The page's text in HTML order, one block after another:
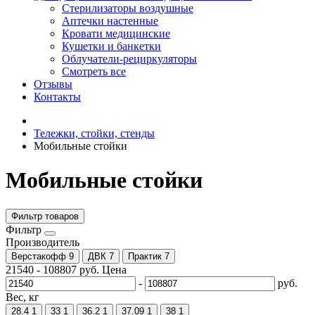
Стерилизаторы воздушные
Аптечки настенные
Кровати медицинские
Кушетки и банкетки
Облучатели-рециркуляторы
Смотреть все
Отзывы
Контакты
Тележки, стойки, стенды
Мобильные стойки
Мобильные стойки
Фильтр товаров
Фильтр
Производитель
Верстакофф 9 ДВК 7 Практик 7
21540 - 108807 руб. Цена
-
руб.
Вес, кг
28.4 1 33 1 36.2 1 37.09 1 38 1